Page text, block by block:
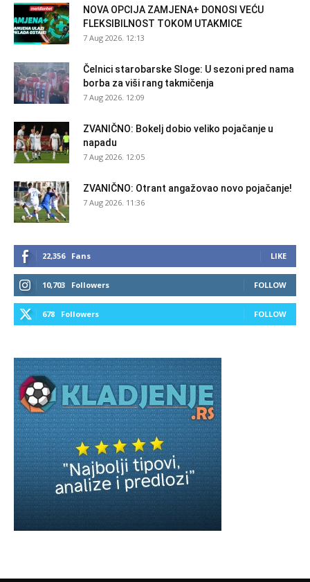
NOVA OPCIJA ZAMJENA+ DONOSI VEĆU
FLEKSIBILNOST TOKOM UTAKMICE
7 Aug 2026. 12:13
Čelnici starobarske Sloge: U sezoni pred nama
borba za viši rang takmičenja
7 Aug 2026. 12:09
ZVANIČNO: Bokelj dobio veliko pojačanje u
napadu
7 Aug 2026. 12:05
ZVANIČNO: Otrant angažovao novo pojačanje!
7 Aug 2026. 11:36
22,356 Fans LIKE
10,703 Followers FOLLOW
678 Followers FOLLOW